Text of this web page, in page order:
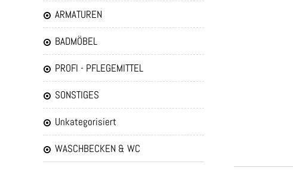
ARMATUREN
BADMÖBEL
PROFI - PFLEGEMITTEL
SONSTIGES
Unkategorisiert
WASCHBECKEN & WC